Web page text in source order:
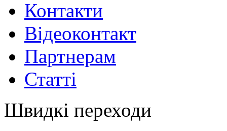
Контакти
Відеоконтакт
Партнерам
Статті
Швидкі переходи